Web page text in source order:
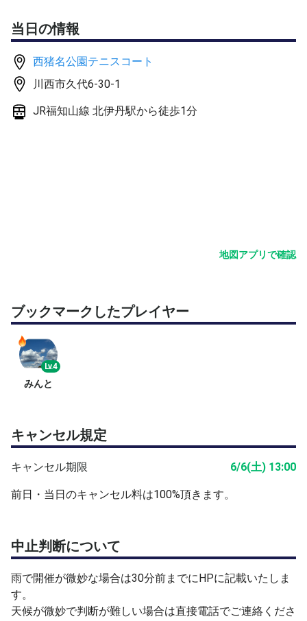
当日の情報
西猪名公園テニスコート
川西市久代6-30-1
JR福知山線 北伊丹駅から徒歩1分
地図アプリで確認
ブックマークしたプレイヤー
Lv.4
みんと
キャンセル規定
キャンセル期限 6/6(土) 13:00
前日・当日のキャンセル料は100%頂きます。
中止判断について
雨で開催が微妙な場合は30分前までにHPに記載いたしま
す。
天候が微妙で判断が難しい場合は直接電話でご連絡くださ